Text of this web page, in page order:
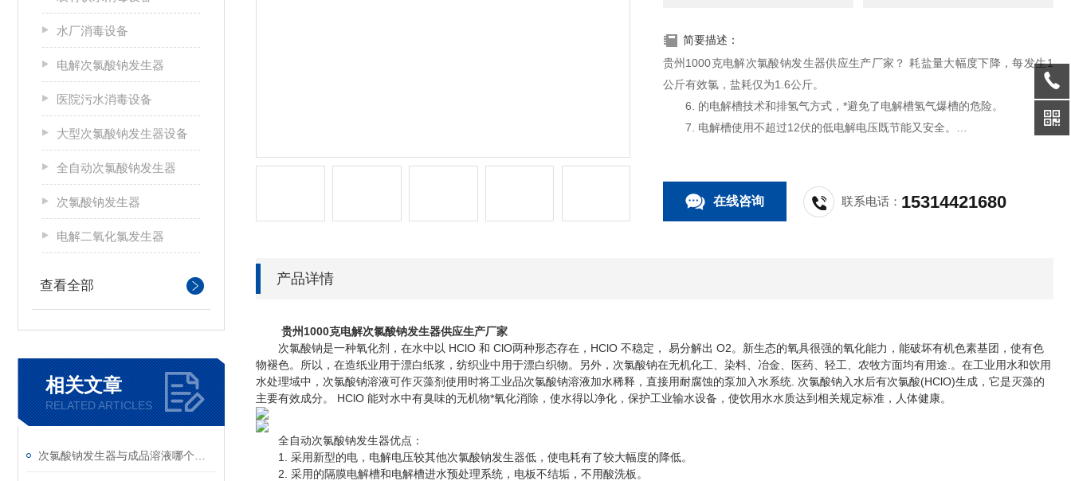
水厂消毒设备
电解次氯酸钠发生器
医院污水消毒设备
大型次氯酸钠发生器设备
全自动次氯酸钠发生器
次氯酸钠发生器
电解二氧化氯发生器
查看全部
相关文章
RELATED ARTICLES
简要描述：
贵州1000克电解次氯酸钠发生器供应生产厂家？ 耗盐量大幅度下降，每发生1
公斤有效氯，盐耗仅为1.6公斤。
6. 的电解槽技术和排氢气方式，*避免了电解槽氢气爆槽的危险。
7. 电解槽使用不超过12伏的低电解电压既节能又安全。
在线咨询 联系电话： 15314421680
产品详情
贵州1000克电解次氯酸钠发生器供应生产厂家
次氯酸钠是一种氧化剂，在水中以 HClO 和 ClO两种形态存在，HClO 不稳定， 易分解出 O2。新生态的氧具很强的氧化能力，能破坏有机色素基团，使有色
物褪色。所以，在造纸业用于漂白纸浆，纺织业中用于漂白织物。另外，次氯酸钠在无机化工、染料、冶金、医药、轻工、农牧方面均有用途.。在工业用水和饮用
水处理域中，次氯酸钠溶液可作灭藻剂使用时将工业品次氯酸钠溶液加水稀释，直接用耐腐蚀的泵加入水系统. 次氯酸钠入水后有次氯酸(HClO)生成，它是灭藻的
主要有效成分。 HClO 能对水中有臭味的无机物*氧化消除，使水得以净化，保护工业输水设备，使饮用水水质达到相关规定标准，人体健康。
全自动次氯酸钠发生器优点：
1. 采用新型的电，电解电压较其他次氯酸钠发生器低，使电耗有了较大幅度的降低。
2. 采用的隔膜电解槽和电解槽进水预处理系统，电板不结垢，不用酸洗板。